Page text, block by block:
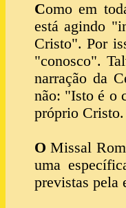
Como em
está agindo
Cristo". Por
"conosco".
narração da
não: "Isto é o
próprio
O Missal
uma
previstas pela